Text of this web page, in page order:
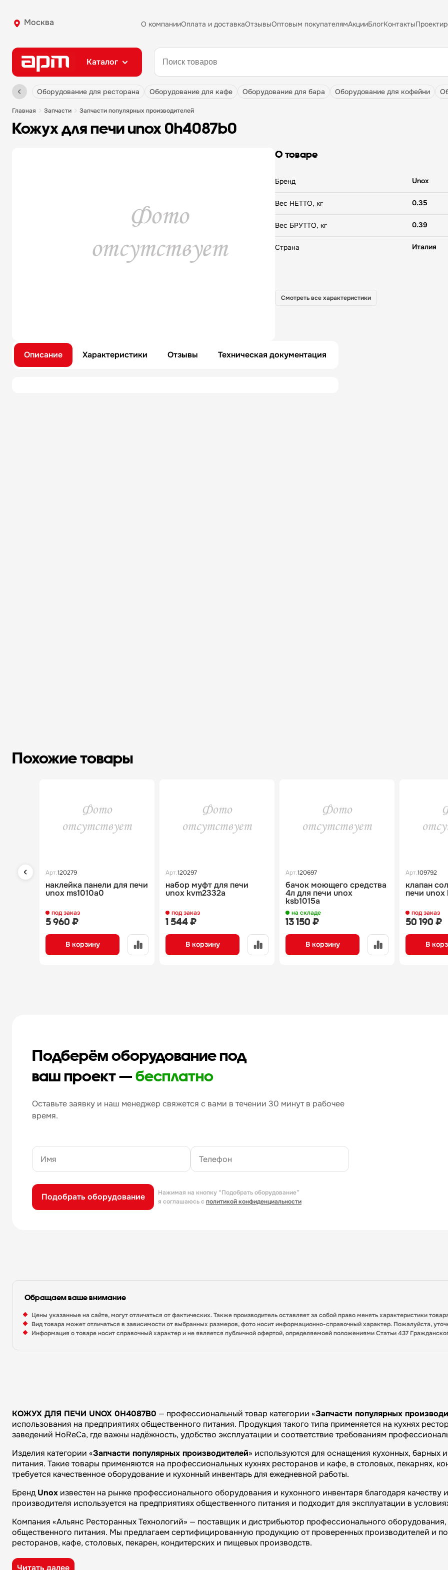
Москва О компанииОплата и доставкаОтзывыОптовым покупателямАкцииБлогКонтакты
Каталог
оборудование для ресторана оборудование для кафе оборудование для бара оборудование для кофейни
главная запчасти запчасти популярных производителей
кожух для печи unox 0h4087b0
О товаре
Бренд Unox
Вес НЕТТО, кг 0.35
Вес БРУТТО, кг 0.39
Страна Италия
Смотреть все характеристики
Описание Характеристики Отзывы Техническая документация
Похожие товары
Арт.120279
наклейка панели для печи
unox ms1010a0
под заказ
5 960 ₽
В корзину
Арт.120297
набор муфт для печи
unox kvm2332a
под заказ
1 544 ₽
В корзину
Арт.120697
бачок моющего средства
4л для печи unox
ksb1015a
на складе
13 150 ₽
В корзину
Арт.109792
клапан
печи unox
под заказ
50 190 ₽
В
Подберём оборудование под
ваш проект —бесплатно
Оставьте заявку и наш менеджер свяжется с вами в течении 30 минут в рабочее
время.
Подобрать оборудование
Нажимая на кнопку “Подобрать оборудование”
я соглашаюсь с политикой конфиденциальности
Обращаем ваше внимание
Цены указанные на сайте, могут отличаться от фактических. Также производитель оставляет за собой право менять характеристики
Вид товара может отличаться в зависимости от выбранных размеров, фото носит информационно-справочный характер. Пожалуйста,
Информация о товаре носит справочный характер и не является публичной офертой, определяемоей положениями Статьи 437
КОЖУХ ДЛЯ ПЕЧИ UNOX 0H4087B0 — профессиональный товар категории «Запчасти популярных
использования на предприятиях общественного питания. Продукция такого типа применяется на кухнях
заведений HoReCa, где важны надёжность, удобство эксплуатации и соответствие требованиям
Изделия категории «Запчасти популярных производителей» используются для оснащения кухонных, барных
питания. Такие товары применяются на профессиональных кухнях ресторанов и кафе, в столовых, пекарнях,
требуется качественное оборудование и кухонный инвентарь для ежедневной работы.
БрендUnox известен на рынке профессионального оборудования и кухонного инвентаря благодаря
производителя используется на предприятиях общественного питания и подходит для эксплуатации в
Компания «Альянс Ресторанных Технологий» — поставщик и дистрибьютор профессионального
общественного питания. Мы предлагаем сертифицированную продукцию от проверенных производителей и
ресторанов, кафе, столовых, пекарен, кондитерских и пищевых производств.
Преимущества компании «Альянс Ресторанных Технологий»:
Читать далее